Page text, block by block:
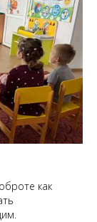
как